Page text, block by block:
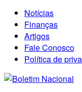
Notícias
Finanças
Artigos
Fale Conosco
Política de